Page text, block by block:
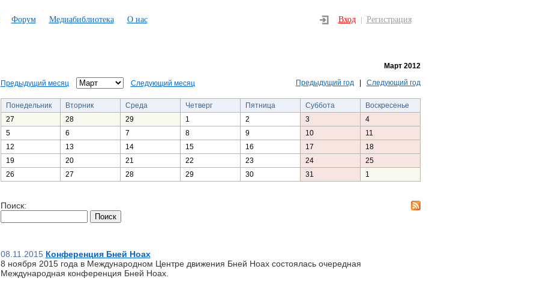
Форум Медиабиблиотека О нас Вход Регистрация
Март 2012
Предыдущий месяц Следующий месяц Предыдущий год| Следующий год
Понедельник Вторник Среда Четверг Пятница Суббота
Воскресенье
27
28 29 1 2 3
4
5
6 7 8 9 10
11
12
13 14 15 16 17
18
19
20 21 22 23 24
25
26
27 28 29 30 31 1
Поиск:
08.11.2015 Конференция Бней Ноах
8 ноября 2015 года в Международном Центре движения Бней Ноах состоялась очередная
Международная конференция Бней Ноах.